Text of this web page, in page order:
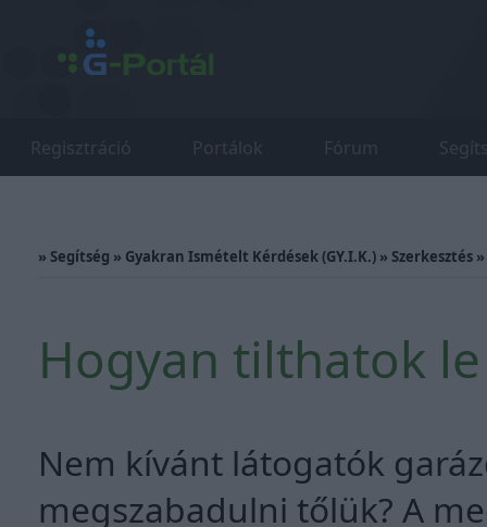
Regisztráció Portálok Fórum
» Segítség » Gyakran Ismételt Kérdések (GY.I.K.) » Szerkesztés »
Hogyan tilthatok
Nem kívánt látogatók
megszabadulni tőlük? A